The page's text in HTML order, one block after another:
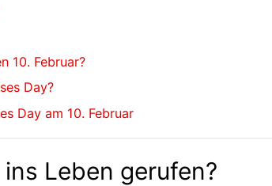
10. Februar?
Day?
Day am 10. Februar
Leben gerufen?